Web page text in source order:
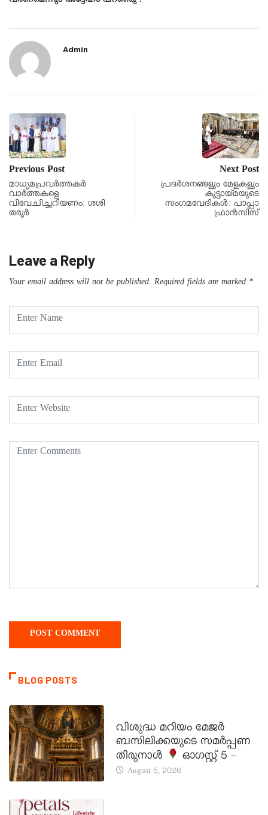
Admin
Previous Post
മാധ്യമപ്രവര്‍ത്തകര്‍
വാര്‍ത്തകളെ
വിവേചിച്ചറിയണം: ശശി
തരൂര്‍
Next Post
പ്രദര്‍ശനങ്ങളും മേളകളും
കൂട്ടായ്മയുടെ
സംഗമവേദികള്‍: പാപ്പാ
ഫ്രാന്‍സിസ്
Leave a Reply
Your email address will not be published. Required fields are marked *
BLOG POSTS
വിശുദ്ധ മറിയം മേജർ
ബസിലിക്കയുടെ സമർപ്പണ
തിരുനാൾ
ഓഗസ്റ്റ് 5 –
August 5, 2026